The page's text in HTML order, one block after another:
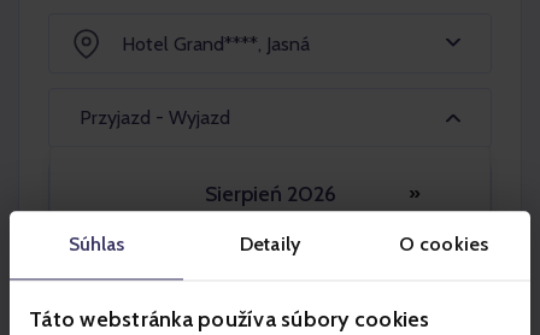
Súhlas Detaily O cookies
Táto webstránka používa súbory cookies
Hotel Grand****, Jasná
Przyjazd - Wyjazd
Sierpień 2026 »
Po Cz Ni
Osoba dorosła 2x